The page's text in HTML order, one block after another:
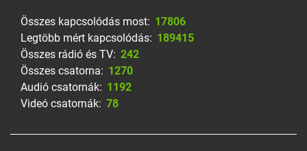
Összes kapcsolódás most: 17806
Legtöbb mért kapcsolódás: 189415
Összes rádió és TV: 242
Összes csatorna: 1270
Audió csatornák: 1192
Videó csatornák: 78